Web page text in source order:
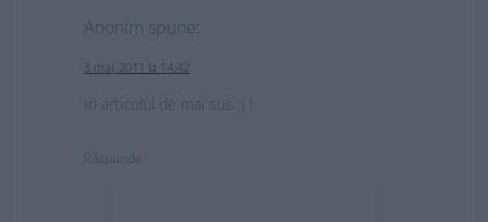
Anonim spune:
3 mai, 2011 la 14:42
In articolul de mai sus :) !
Răspunde